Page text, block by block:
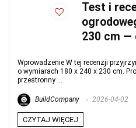
Test i
230 cm —
Wprowadzenie W tej recenzji
o wymiarach 180 x 240 x 230 cm.
przestronny ...
BuildCompany 2026-04-02
CZYTAJ WIĘCEJ